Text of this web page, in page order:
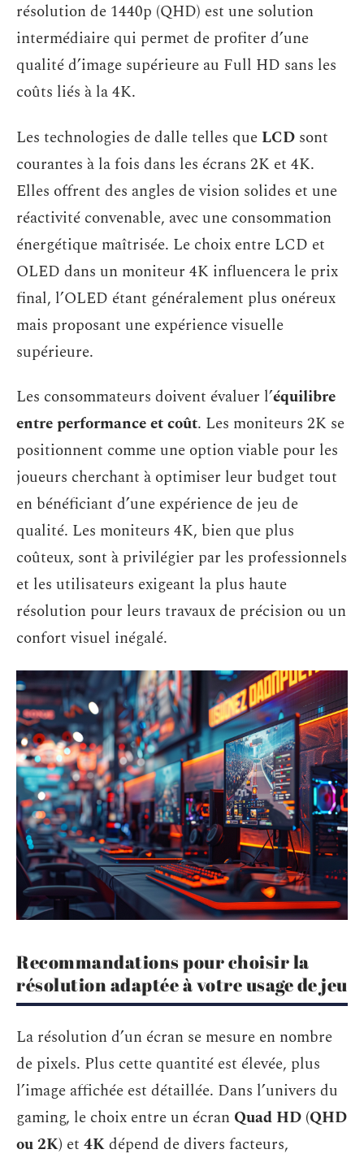
résolution de 1440p (QHD) est une solution
intermédiaire qui permet de profiter d’une
qualité d’image supérieure au Full HD sans les
coûts liés à la 4K.
Les technologies de dalle telles que LCD sont
courantes à la fois dans les écrans 2K et 4K.
Elles offrent des angles de vision solides et une
réactivité convenable, avec une consommation
énergétique maîtrisée. Le choix entre LCD et
OLED dans un moniteur 4K influencera le prix
final, l’OLED étant généralement plus onéreux
mais proposant une expérience visuelle
supérieure.
Les consommateurs doivent évaluer l’équilibre
entre performance et coût. Les moniteurs 2K se
positionnent comme une option viable pour les
joueurs cherchant à optimiser leur budget tout
en bénéficiant d’une expérience de jeu de
qualité. Les moniteurs 4K, bien que plus
coûteux, sont à privilégier par les professionnels
et les utilisateurs exigeant la plus haute
résolution pour leurs travaux de précision ou un
confort visuel inégalé.
Recommandations pour choisir la
résolution adaptée à votre usage de jeu
La résolution d’un écran se mesure en nombre
de pixels. Plus cette quantité est élevée, plus
l’image affichée est détaillée. Dans l’univers du
gaming, le choix entre un écran Quad HD (QHD
ou 2K) et 4Kdépend de divers facteurs,